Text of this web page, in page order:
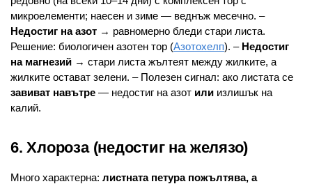
микроелементи; наесен и зиме — веднъж месечно. –
Недостиг на азот → равномерно бледи стари листа.
Решение: биологичен азотен тор (Азотохелп). – Недостиг
на магнезий → стари листа жълтеят между жилките, а
жилките остават зелени. – Полезен сигнал: ако листата се
завиват навътре — недостиг на азот или излишък на
калий.
6. Хлороза (недостиг на желязо)
Много характерна: листната петура пожълтява, а